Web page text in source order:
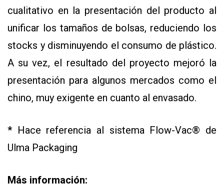
cualitativo en la presentación del producto al
unificar los tamaños de bolsas, reduciendo los
stocks y disminuyendo el consumo de plástico.
A su vez, el resultado del proyecto mejoró la
presentación para algunos mercados como el
chino, muy exigente en cuanto al envasado.
* Hace referencia al sistema Flow-Vac® de
Ulma Packaging
Más información: